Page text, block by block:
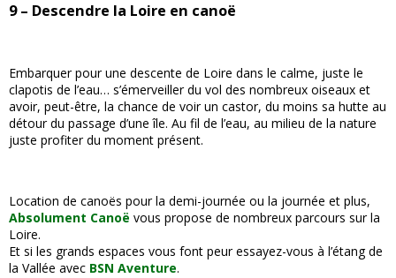
9 – Descendre la Loire en canoë
Embarquer pour une descente de Loire dans le calme, juste le
clapotis de l’eau… s’émerveiller du vol des nombreux oiseaux et
avoir, peut-être, la chance de voir un castor, du moins sa hutte au
détour du passage d’une île. Au fil de l’eau, au milieu de la nature
juste profiter du moment présent.
Location de canoës pour la demi-journée ou la journée et plus,
Absolument Canoë vous propose de nombreux parcours sur la
Loire.
Et si les grands espaces vous font peur essayez-vous à l’étang de
la Vallée avec BSN Aventure.